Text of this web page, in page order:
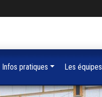
Infos pratiques Les équipes